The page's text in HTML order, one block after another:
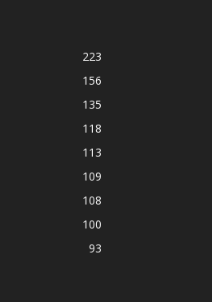
223
156
135
118
113
109
108
100
93